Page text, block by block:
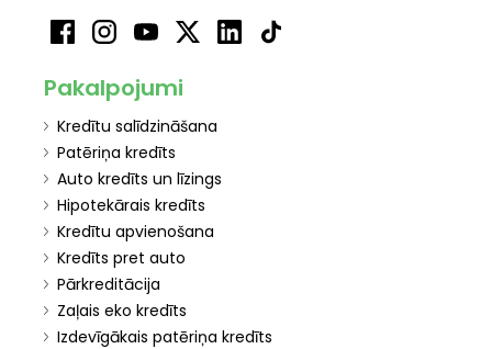
Pakalpojumi
Kredītu salīdzināšana
Patēriņa kredīts
Auto kredīts un līzings
Hipotekārais kredīts
Kredītu apvienošana
Kredīts pret auto
Pārkreditācija
Zaļais eko kredīts
Izdevīgākais patēriņa kredīts